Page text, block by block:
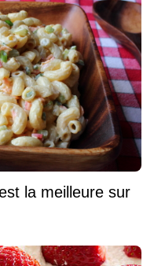
la meilleure sur